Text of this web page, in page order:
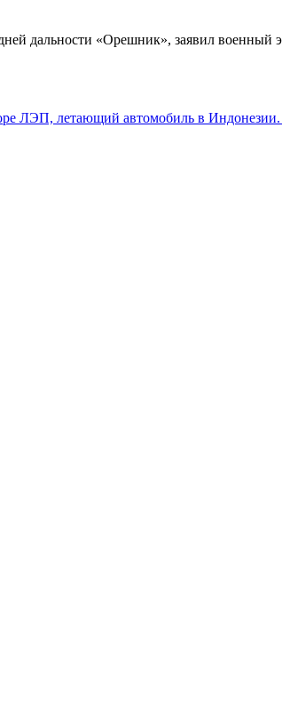
дальности «Орешник», заявил военный
ЛЭП, летающий автомобиль в